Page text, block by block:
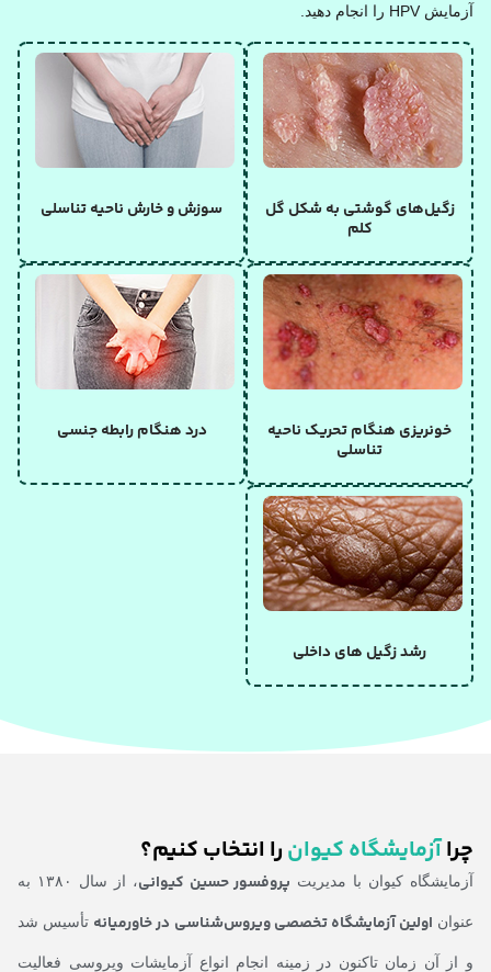
آزمایش HPV را انجام دهید.
زگیل‌های گوشتی به شکل گل
کلم
سوزش و خارش ناحیه تناسلی
خونریزی هنگام تحریک ناحیه
تناسلی
درد هنگام رابطه جنسی
رشد زگیل های داخلی
چراآزمایشگاه کیوانرا انتخاب کنیم؟
آزمایشگاه کیوان با مدیریت پروفسور حسین کیوانی ، از سال ۱۳۸۰ به
عنوان اولین آزمایشگاه تخصصی ویروس‌شناسی در خاورمیانه تأسیس شد
و از آن زمان تاکنون در زمینه انجام انواع آزمایشات ویروسی فعالیت